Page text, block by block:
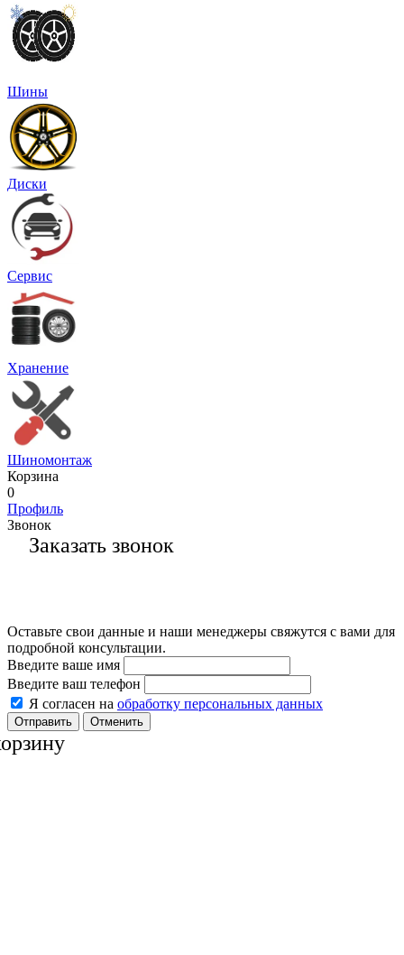
Шины
Диски
Сервис
Хранение
Шиномонтаж
Корзина
0
Профиль
Звонок
Заказать звонок
Оставьте свои данные и наши менеджеры свяжутся с вами для
подробной консультации.
Введите ваше имя
Введите ваш телефон
Я согласен на обработку персональных данных
Отменить